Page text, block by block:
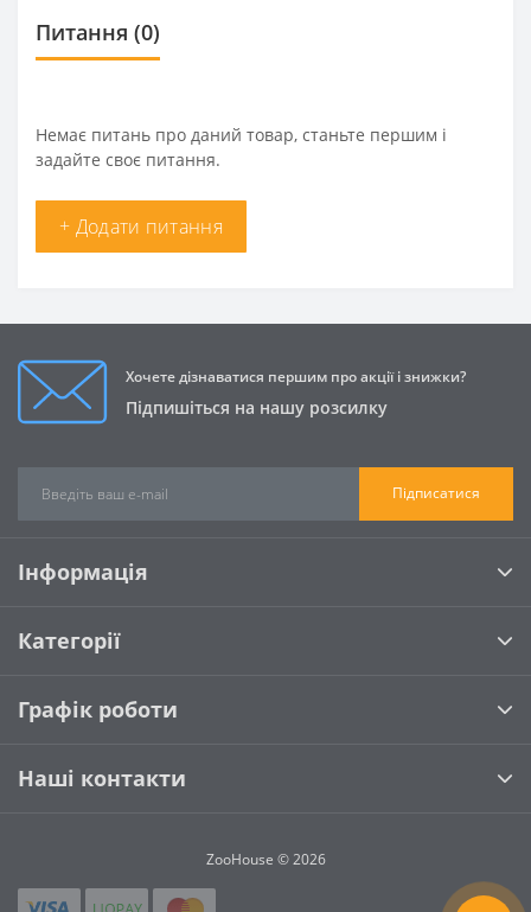
Питання (0)
Немає питань про даний товар, станьте першим і
задайте своє питання.
+ Додати питання
Хочете дізнаватися першим про акції і знижки?
Підпишіться на нашу розсилку
Підписатися
Інформація
Категорії
Графік роботи
Наші контакти
ZooHouse © 2026